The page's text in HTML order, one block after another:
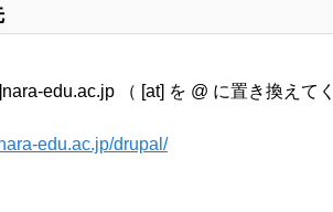
edu.ac.jp （ [at] を @ に置き換えて
edu.ac.jp/drupal/